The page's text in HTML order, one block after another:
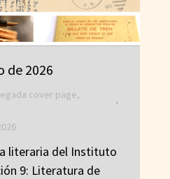
de 2026
cover page,
literaria del Instituto
9: Literatura de